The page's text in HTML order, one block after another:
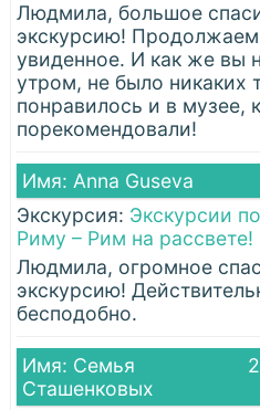
Людмила, большое
экскурсию!
увиденное. И как же вы
утром, не было никаких
понравилось и в музее,
порекомендовали!
Имя: Anna Guseva
Экскурсия: Экскурсии
Риму – Рим на рассвете!
Людмила, огромное
экскурсию!
бесподобно.
Имя: Семья
Сташенковых